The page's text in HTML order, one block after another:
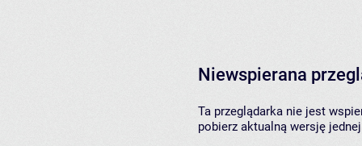
Niewspierana
Ta przeglądarka nie jest
pobierz aktualną wersję